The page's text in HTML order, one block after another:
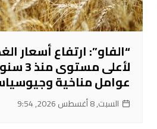
“الفاو”: ارتفاع أسعار
لأعلى
عوامل مناخية
السبت, 8 أغسطس 2026, 9:54